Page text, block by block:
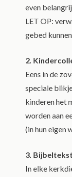
even
LET OP:
gebed
2.
Eens in de
speciale
kinderen het
worden aan
(in hun eigen
3.
In elke